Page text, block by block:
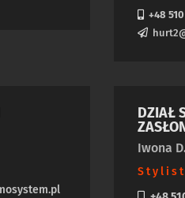
+48
DZIAŁ
Iwona